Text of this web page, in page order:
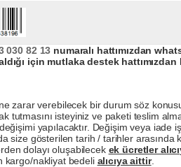
030 82 13 numaralı hattımızdan
için mutlaka destek
zarar verebilecek bir durum söz
isteyiniz ve paketi teslim
yapılacaktır. Değişim veya iade
size gösterilen tarih / tarihler
dolayı oluşabilecek ek ücretler
kargo/nakliyat bedeli alıcıya aittir.